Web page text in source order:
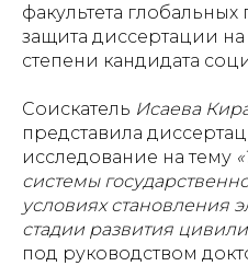
факультета
защита диссертации
степени кандидата
Соискатель Исаева
представила
исследование на тему
системы
условиях становления
стадии развития
под руководством